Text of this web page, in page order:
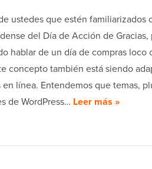
ustedes que estén familiarizados
del Día de Acción de
hablar de un día de compras
concepto también está siendo
línea. Entendemos que temas,
de WordPress… Leer más »